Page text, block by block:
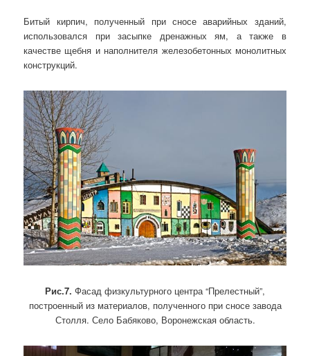
Битый кирпич, полученный при сносе аварийных зданий,
использовался при засыпке дренажных ям, а также в
качестве щебня и наполнителя железобетонных монолитных
конструкций.
Рис.7. Фасад физкультурного центра “Прелестный”,
построенный из материалов, полученного при сносе завода
Столля. Село Бабяково, Воронежская область.